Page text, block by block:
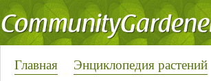
Главная Энциклопедия растений